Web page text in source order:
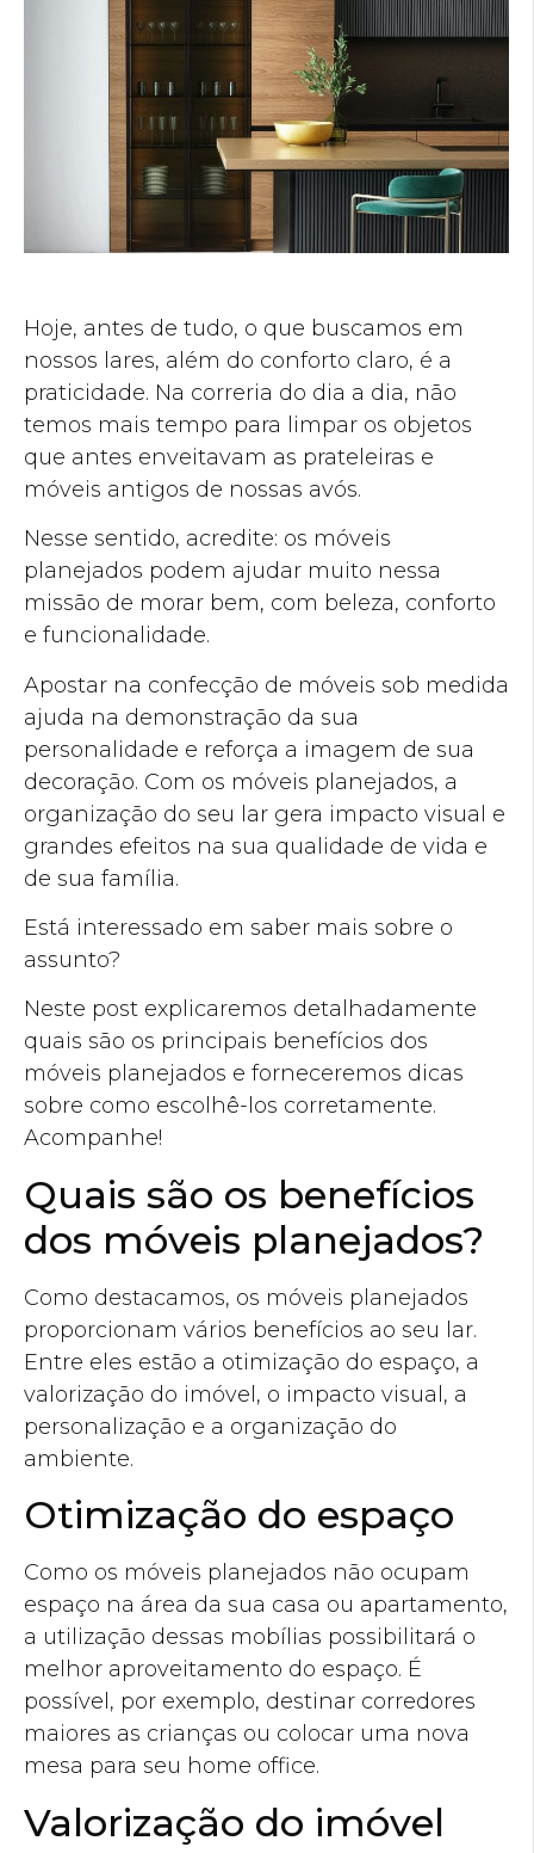
Hoje, antes de tudo, o que buscamos em
nossos lares, além do conforto claro, é a
praticidade. Na correria do dia a dia, não
temos mais tempo para limpar os objetos
que antes enveitavam as prateleiras e
móveis antigos de nossas avós.
Nesse sentido, acredite: os móveis
planejados podem ajudar muito nessa
missão de morar bem, com beleza, conforto
e funcionalidade.
Apostar na confecção de móveis sob medida
ajuda na demonstração da sua
personalidade e reforça a imagem de sua
decoração. Com os móveis planejados, a
organização do seu lar gera impacto visual e
grandes efeitos na sua qualidade de vida e
de sua família.
Está interessado em saber mais sobre o
assunto?
Neste post explicaremos detalhadamente
quais são os principais benefícios dos
móveis planejados e forneceremos dicas
sobre como escolhê-los corretamente.
Acompanhe!
Quais são os benefícios
dos móveis planejados?
Como destacamos, os móveis planejados
proporcionam vários benefícios ao seu lar.
Entre eles estão a otimização do espaço, a
valorização do imóvel, o impacto visual, a
personalização e a organização do
ambiente.
Otimização do espaço
Como os móveis planejados não ocupam
espaço na área da sua casa ou apartamento,
a utilização dessas mobílias possibilitará o
melhor aproveitamento do espaço. É
possível, por exemplo, destinar corredores
maiores as crianças ou colocar uma nova
mesa para seu home office.
Valorização do imóvel